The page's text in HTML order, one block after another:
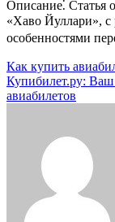
Описание⁚ Статья
«Хаво Йуллари»,
особенностями
Навигация
по
Как купить
Купибилет.ру:
авиабилетов